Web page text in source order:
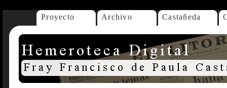
Proyecto Archivo Castañeda